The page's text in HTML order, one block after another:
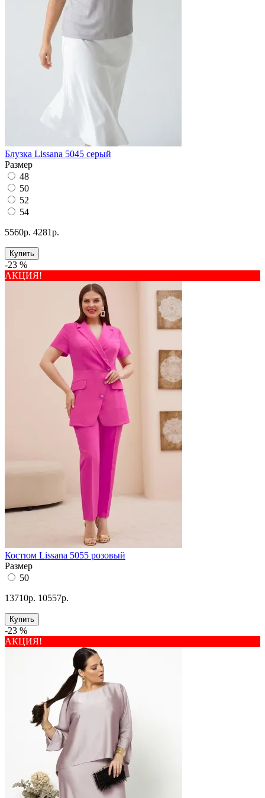
Блузка Lissana 5045 серый
Размер
48
50
52
54
5560р. 4281р.
Купить
-23 %
АКЦИЯ!
Костюм Lissana 5055 розовый
Размер
50
13710р. 10557р.
Купить
-23 %
АКЦИЯ!